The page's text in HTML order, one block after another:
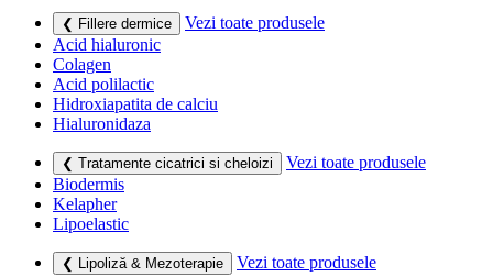
❮ Fillere dermice
Vezi toate produsele
Acid hialuronic
Colagen
Acid polilactic
Hidroxiapatita de calciu
Hialuronidaza
❮ Tratamente cicatrici si cheloizi
Vezi toate produsele
Biodermis
Kelapher
Lipoelastic
❮ Lipoliză & Mezoterapie
Vezi toate produsele